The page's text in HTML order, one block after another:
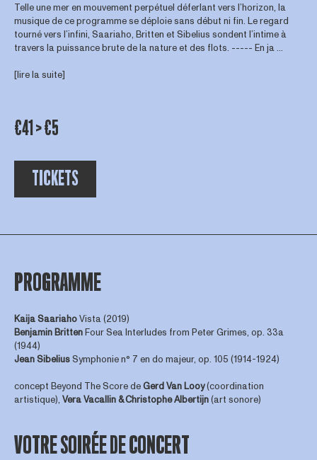
Telle une mer en mouvement perpétuel déferlant vers l’horizon, la
musique de ce programme se déploie sans début ni fin. Le regard
tourné vers l’infini, Saariaho, Britten et Sibelius sondent l’intime à
travers la puissance brute de la nature et des flots. ----- En ja ...
[lire la suite]
€41 > €5
TICKETS
PROGRAMME
Kaija SaariahoVista (2019)
Benjamin BrittenFour Sea Interludes from Peter Grimes, op. 33a
(1944)
Jean SibeliusSymphonie n° 7 en do majeur, op. 105 (1914-1924)
concept Beyond The Score deGerdVanLooy(coordination
artistique), Vera Vacallin & Christophe Albertijn(art sonore)
VOTRE SOIRÉE DE CONCERT